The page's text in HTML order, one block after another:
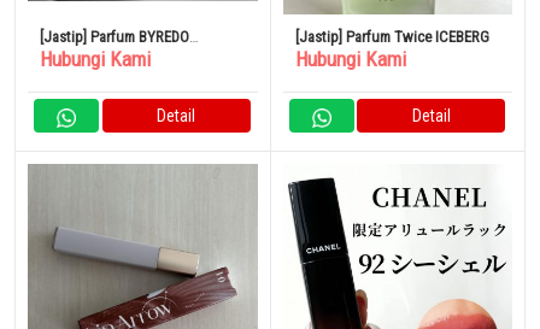
[Jastip] Parfum BYREDO
BLANCHE Blanche Eau de
Hubungi Kami
Detail
[Jastip] Parfum Twice ICEBERG
Hubungi Kami
Detail